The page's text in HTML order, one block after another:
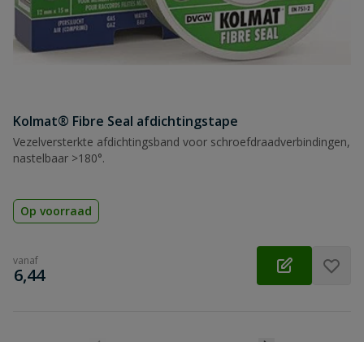
Kolmat® Fibre Seal afdichtingstape
Vezelversterkte afdichtingsband voor schroefdraadverbindingen,
nastelbaar >180°.
Op voorraad
vanaf
€
6,44